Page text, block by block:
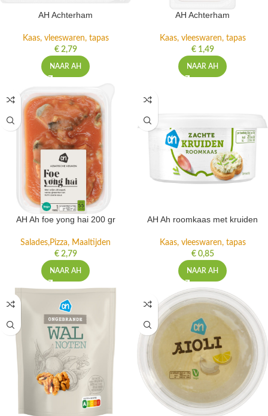
AH Achterham
Kaas, vleeswaren, tapas
€2,79
NAAR AH
AH Achterham
Kaas, vleeswaren, tapas
€1,49
NAAR AH
AH Ah foe yong hai 200 gr
Salades,Pizza, Maaltijden
€2,79
NAAR AH
AH Ah roomkaas met kruiden
Kaas, vleeswaren, tapas
€0,85
NAAR AH